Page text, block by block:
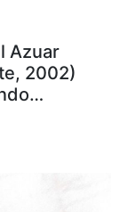
Azuar
2002)